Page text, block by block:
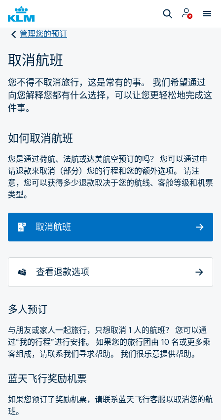
管理您的预订
取消航班
您不得不取消旅行，这是常有的事。 我们希望通过
向您解释您都有什么选择，可以让您更轻松地完成这
件事。
如何取消航班
您是通过荷航、法航或达美航空预订的吗？ 您可以通过申
请退款来取消（部分）您的行程和您的额外选项。 请注
意，您可以获得多少退款取决于您的航线、客舱等级和机票
类型。
取消航班
查看退款选项
多人预订
与朋友或家人一起旅行，只想取消 1 人的航班？ 您可以通
过“我的行程”进行安排。 如果您的旅行团由 10 名或更多乘
客组成，请联系我们寻求帮助。 我们很乐意提供帮助。
蓝天飞行奖励机票
如果您预订了奖励机票，请联系蓝天飞行客服以取消您的航
班。